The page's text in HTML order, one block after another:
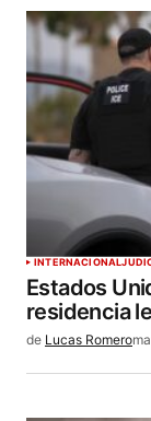
INTERNACIONAL
Estados
residencia
de Lucas Romero